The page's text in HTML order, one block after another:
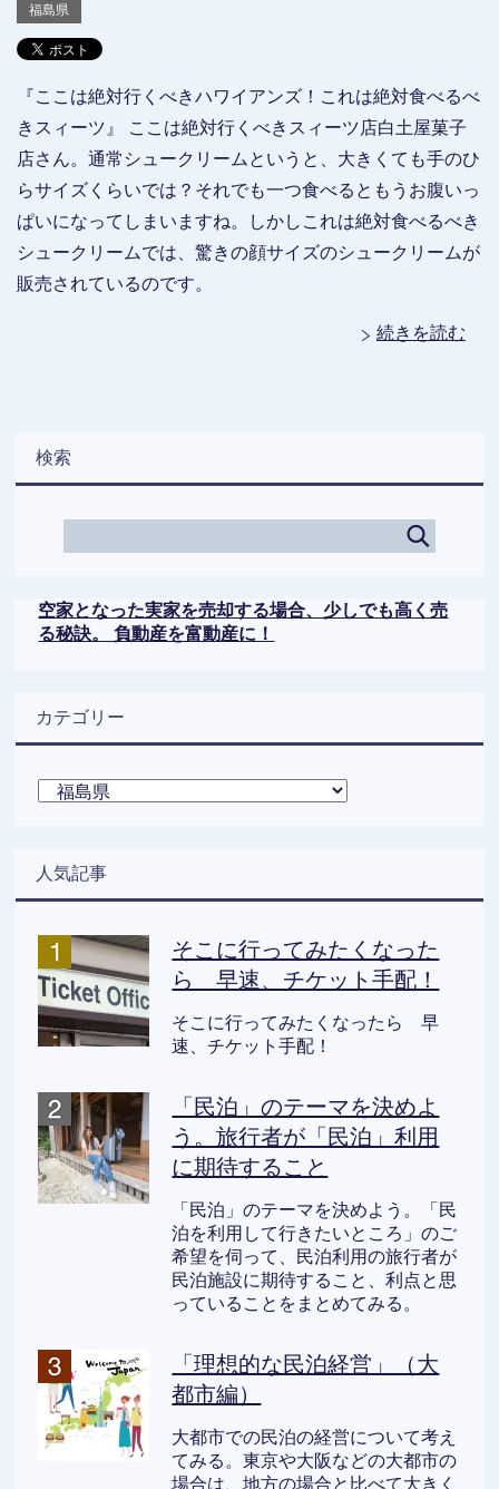
福島県
『ここは絶対行くべきハワイアンズ！これは絶対食べるべ
きスィーツ』 ここは絶対行くべきスィーツ店白土屋菓子
店さん。通常シュークリームというと、大きくても手のひ
らサイズくらいでは？それでも一つ食べるともうお腹いっ
ぱいになってしまいますね。しかしこれは絶対食べるべき
シュークリームでは、驚きの顔サイズのシュークリームが
販売されているのです。
続きを読む
検索
空家となった実家を売却する場合、少しでも高く売
る秘訣。 負動産を富動産に！
カテゴリー
ー
人気記事
そこに行ってみたくなった
ら 早速、チケット手配！
そこに行ってみたくなったら 早
速、チケット手配！
「民泊」のテーマを決めよ
う。旅行者が「民泊」利用
に期待すること
「民泊」のテーマを決めよう。「民
泊を利用して行きたいところ」のご
希望を伺って、民泊利用の旅行者が
民泊施設に期待すること、利点と思
っていることをまとめてみる。
「理想的な民泊経営」（大
都市編）
大都市での民泊の経営について考え
てみる。東京や大阪などの大都市の
場合は、地方の場合と比べて大きく